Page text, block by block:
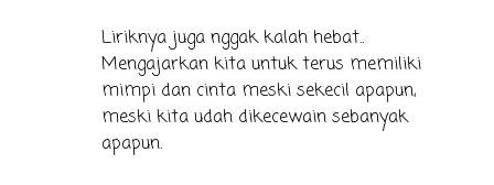
Liriknya juga nggak kalah hebat..
Mengajarkan kita untuk terus memiliki
mimpi dan cinta meski sekecil apapun,
meski kita udah dikecewain sebanyak
apapun.